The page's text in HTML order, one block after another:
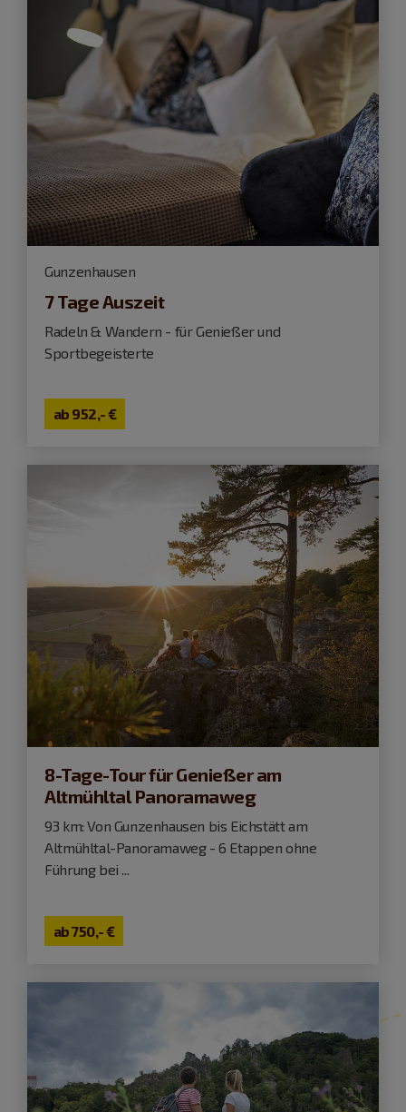
Gunzenhausen
7 Tage Auszeit
Radeln & Wandern - für Genießer und
Sportbegeisterte
ab 952,- €
8-Tage-Tour für Genießer am
Altmühltal Panoramaweg
93 km: Von Gunzenhausen bis Eichstätt am
Altmühltal-Panoramaweg - 6 Etappen ohne
Führung bei ...
ab750,- €